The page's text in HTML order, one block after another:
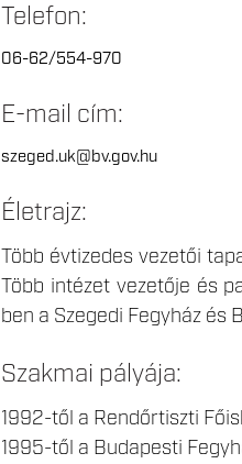
Telefon:
06-62/554-970
E-mail cím:
szeged.uk@bv.gov.hu
Életrajz:
Több évtizedes vezetői
Több intézet vezetője és
ben a Szegedi Fegyház
Szakmai pályája:
1992-től a Rendőrtiszti
1995-től a Budapesti